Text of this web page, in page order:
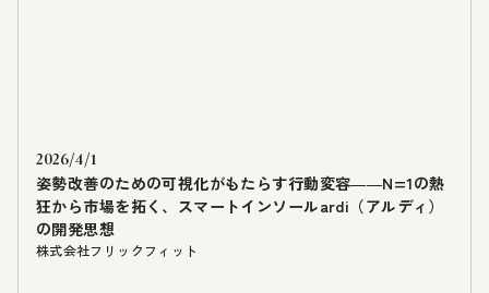
2026/4/1
姿勢改善のための可視化がもたらす行動変容――N=1の熱
狂から市場を拓く、スマートインソールardi（アルディ）
の開発思想
株式会社フリックフィット